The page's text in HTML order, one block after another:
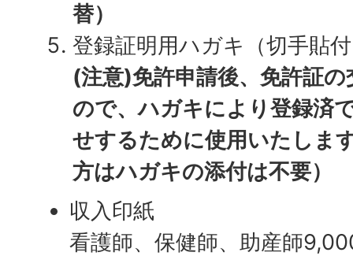
替）
登録証明用ハガキ（切手貼
(注意)免許申請後、免許証
ので、ハガキにより登録済
せするために使用いたしま
方はハガキの添付は不要）
収入印紙
看護師、保健師、助産師